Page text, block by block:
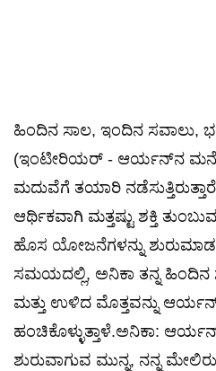
ಹಿಂದಿನ ಸಾಲ, ಇಂದಿನ ಸವಾಲು,
(ಇಂಟೀರಿಯರ್ - ಆರ್ಯನ್‌ನ
ಮದುವೆಗೆ ತಯಾರಿ
ಆರ್ಥಿಕವಾಗಿ ಮತ್ತಷ್ಟು ಶಕ್ತಿ
ಹೊಸ ಯೋಜನೆಗಳನ್ನು
ಸಮಯದಲ್ಲಿ, ಅನಿಕಾ ತನ್ನ ಹಿಂದಿನ
ಮತ್ತು ಉಳಿದ ಮೊತ್ತವನ್ನು
ಹಂಚಿಕೊಳ್ಳುತ್ತಾಳೆ.ಅನಿಕಾ:
ಶುರುವಾಗುವ ಮುನ್ನ, ನನ್ನ